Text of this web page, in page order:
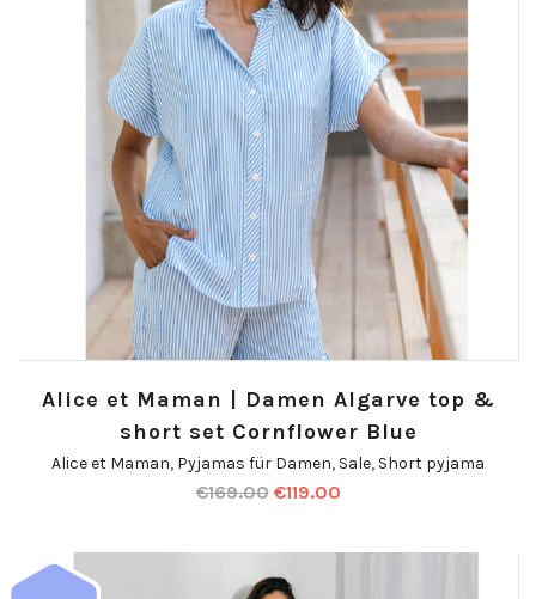
Alice et Maman | Damen Algarve top &
short set Cornflower Blue
Alice et Maman, Pyjamas für Damen, Sale, Short pyjama
€169.00 €119.00